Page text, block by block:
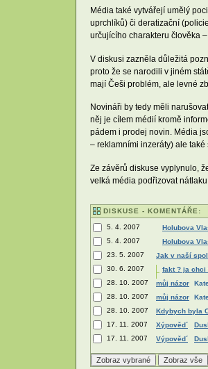
Média také vytvářejí umělý
uprchlíků) či deratizační
určujícího charakteru člověka
V diskusi zazněla důležitá
proto že se narodili v jiném
mají Češi problém, ale levné
Novináři by tedy měli
něj je cílem médií kromě
pádem i prodej novin. Média
– reklamními inzeráty) ale
Ze závěrů diskuse vyplynulo,
velká média podřizovat
DISKUSE - KOMENTÁŘE:
5. 4. 2007
Holubova
5. 4. 2007
Holubova
23. 5. 2007
Jak v naší
30. 6. 2007
fakt ? ja chci
28. 10. 2007
můj názor
28. 10. 2007
můj názor
28. 10. 2007
Kdybych byla
17. 11. 2007
Xýpověd´
17. 11. 2007
Výpověd´